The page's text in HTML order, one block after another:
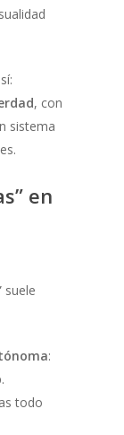
, con
sistema
en
suele
:
todo